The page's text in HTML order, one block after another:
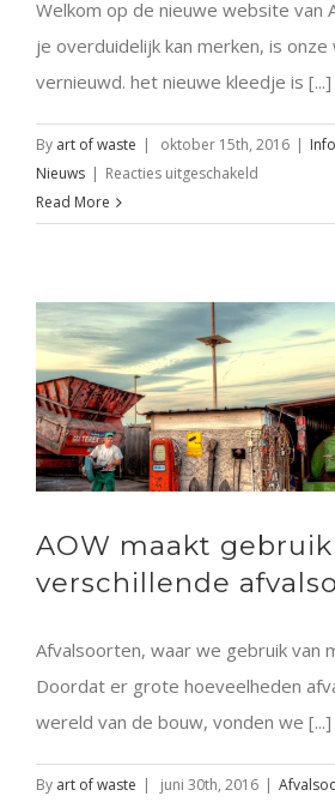
Welkom op de nieuwe website van
je overduidelijk kan merken, is
vernieuwd. het nieuwe kleedje is [...]
By art of waste | oktober 15th, 2016 |
Nieuws | Reacties uitgeschakeld
nieuwe
Read More
AOW maakt gebruik van verschillende
afvalsoorten
AOW maakt gebruik
verschillende
Afvalsoorten, waar we gebruik van
Doordat er grote hoeveelheden
wereld van de bouw, vonden we [...]
By art of waste | juni 30th, 2016 |